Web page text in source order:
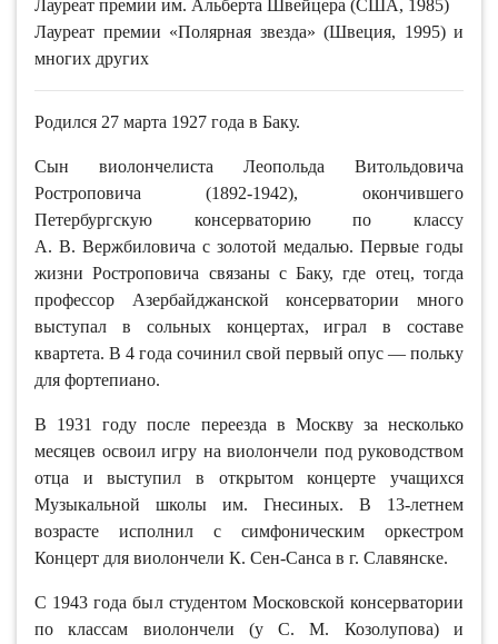
Лауреат премии им. Альберта Швейцера (США, 1985)
Лауреат премии «Полярная звезда» (Швеция, 1995) и
многих других
Родился 27 марта 1927 года в Баку.
Сын виолончелиста Леопольда Витольдовича
Ростроповича (1892-1942), окончившего
Петербургскую консерваторию по классу
А. В. Вержбиловича с золотой медалью. Первые годы
жизни Ростроповича связаны с Баку, где отец, тогда
профессор Азербайджанской консерватории много
выступал в сольных концертах, играл в составе
квартета. В 4 года сочинил свой первый опус — польку
для фортепиано.
В 1931 году после переезда в Москву за несколько
месяцев освоил игру на виолончели под руководством
отца и выступил в открытом концерте учащихся
Музыкальной школы им. Гнесиных. В 13-летнем
возрасте исполнил с симфоническим оркестром
Концерт для виолончели К. Сен-Санса в г. Славянске.
С 1943 года был студентом Московской консерватории
по классам виолончели (у С. М. Козолупова) и